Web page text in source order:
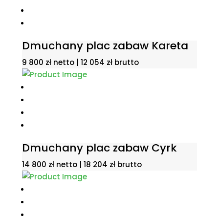
Dmuchany plac zabaw Kareta
9 800 zł netto | 12 054 złbrutto
Dmuchany plac zabaw Cyrk
14 800 zł netto | 18 204 złbrutto